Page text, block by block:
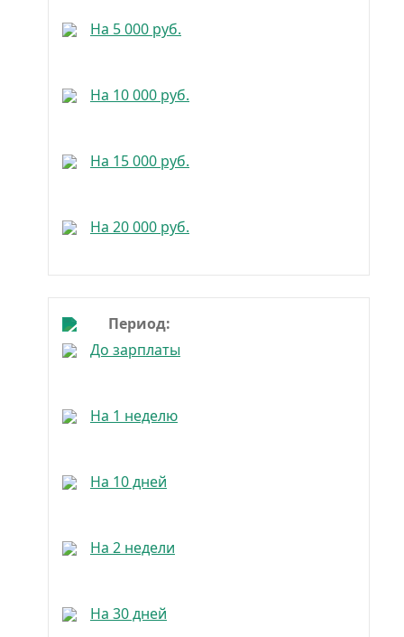
На 5 000 руб.
На 10 000 руб.
На 15 000 руб.
На 20 000 руб.
На 25 000 руб.
На 30 000 руб.
На 40 000 руб.
На 50 000 руб.
На 60 000 руб.
На 90 000 руб.
Период:
До зарплаты
На 1 неделю
На 10 дней
На 2 недели
На 30 дней